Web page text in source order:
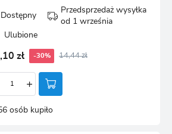
Dostępny
Przedsprzedaż wysyłka
od 1 września
Ulubione
zł -30% 14,44 zł
osób kupiło